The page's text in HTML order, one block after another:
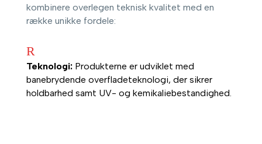
kombinere overlegen teknisk kvalitet med en
række unikke fordele:
R
Teknologi:Produkterne er udviklet med
banebrydende overfladeteknologi, der sikrer
holdbarhed samt UV- og kemikaliebestandighed.